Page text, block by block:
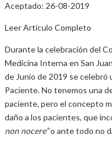
Aceptado: 26-08-2019
Leer Artículo Completo
Durante la celebración del
Medicina Interna en San
de Junio de 2019 se celebró
Paciente. No tenemos una
paciente, pero el concepto
daño a los pacientes, que
non nocere”o ante todo no